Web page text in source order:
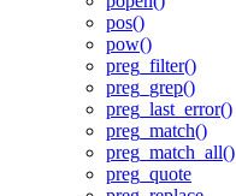
pos()
pow()
preg_filter()
preg_grep()
preg_last_error()
preg_match()
preg_match_all()
preg_quote